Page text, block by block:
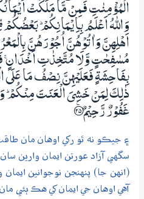
الْمُؤْمِنٰتِ فَـمِنْ مَّا مَلَكَتْ
وَاللّٰهُ اَعْلَمُ بِـاِيْـمَانِكُمْ
اَھْلِهِنَّ وَاٰتُوْھُنَّ اُجُوْرَھُنَّ
مُسٰفِحٰتٍ وَّلَا مُتَّخِذٰتِ اَخْدَانٍ
بِفَاحِشَةٍ فَعَلَيْهِنَّ نِصْفُ مَا عَلَي
ذٰلِكَ لِمَنْ خَشِيَ الْعَنَتَ مِنْكُمْ
غَفُوْرٌ رَّحِيْمٌ ؀ۧ25
۽ جيڪو نه ٿو رکي اوهان مان
سگهي آزاد عورتن ايمان وارين
(انهن جا) پنهنجن نوجوانين
آهي اوهان جي ايمان کي هڪ ٻئي